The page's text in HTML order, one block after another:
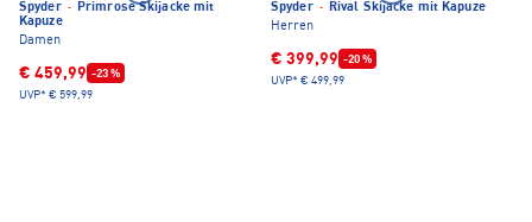
Spyder · Primrose Skijacke mit
Kapuze
Damen
€ 459,99 -23 %
UVP* € 599,99
Spyder · Rival Skijacke mit Kapuze
Herren
€ 399,99 -20 %
UVP* € 499,99